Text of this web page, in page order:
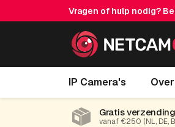
Vragen of hulp nodig?
IP Camera'sAXIS Q6042-
Gratis verzending
vanaf €250 (NL, DE,